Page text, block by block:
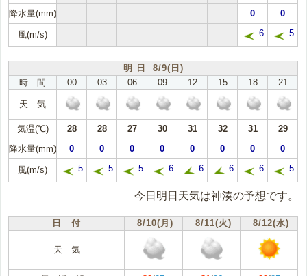
降水量(mm)
0 0
風(m/s) 6 5
明 日 8/9(日)
時 間
00 03 06 09 12 15 18 21
天 気
気温(℃) 28 28 27 30 31 32 31
29
降水量(mm)
0 0 0 0 0 0 0 0
風(m/s) 5 5 5 6 6 6 6 5
今日明日天気は神湊の予想です。
日 付 8/10(月) 8/11(火) 8/12(水)
天 気